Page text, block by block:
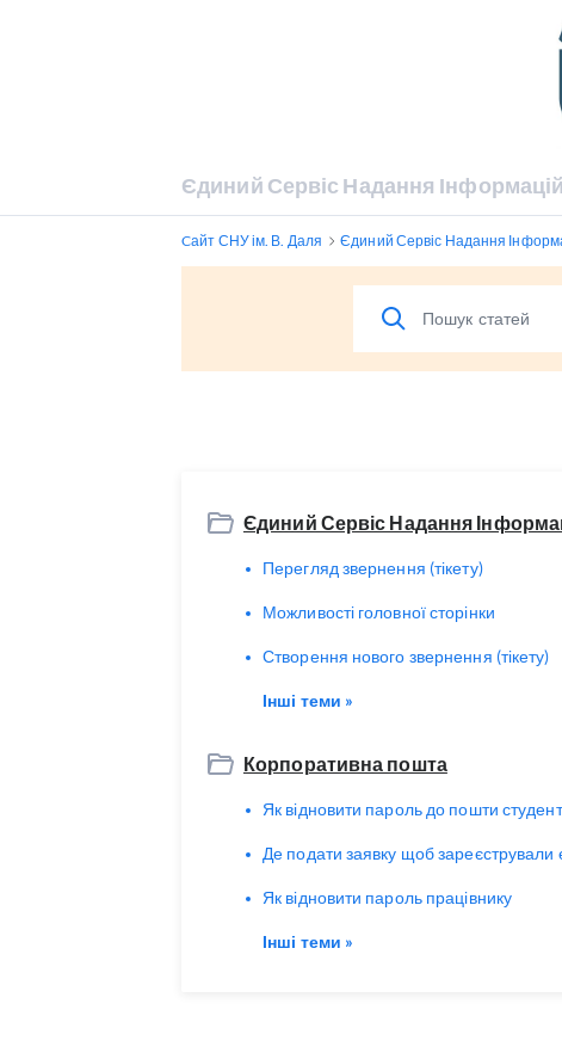
Єдиний Сервіс Надання
Cайт СНУ ім. В. Даля Єдиний Сервіс Надання
Єдиний Сервіс Надання
Перегляд звернення (тікету)
Можливості головної сторінки
Створення нового звернення (тікету)
Інші теми »
Корпоративна пошта
Як відновити пароль до пошти
Де подати заявку щоб зареєстрували
Як відновити пароль працівнику
Інші теми »